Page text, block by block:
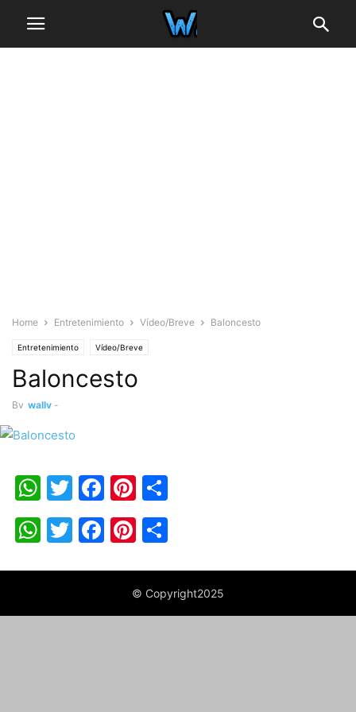
Home Entretenimiento Vídeo/Breve Baloncesto
Entretenimiento Vídeo/Breve
Baloncesto
By wally -
WhatsApp
Twitter
Facebook
Pinterest
WhatsApp
Twitter
Facebook
Pinterest
© Copyright2025